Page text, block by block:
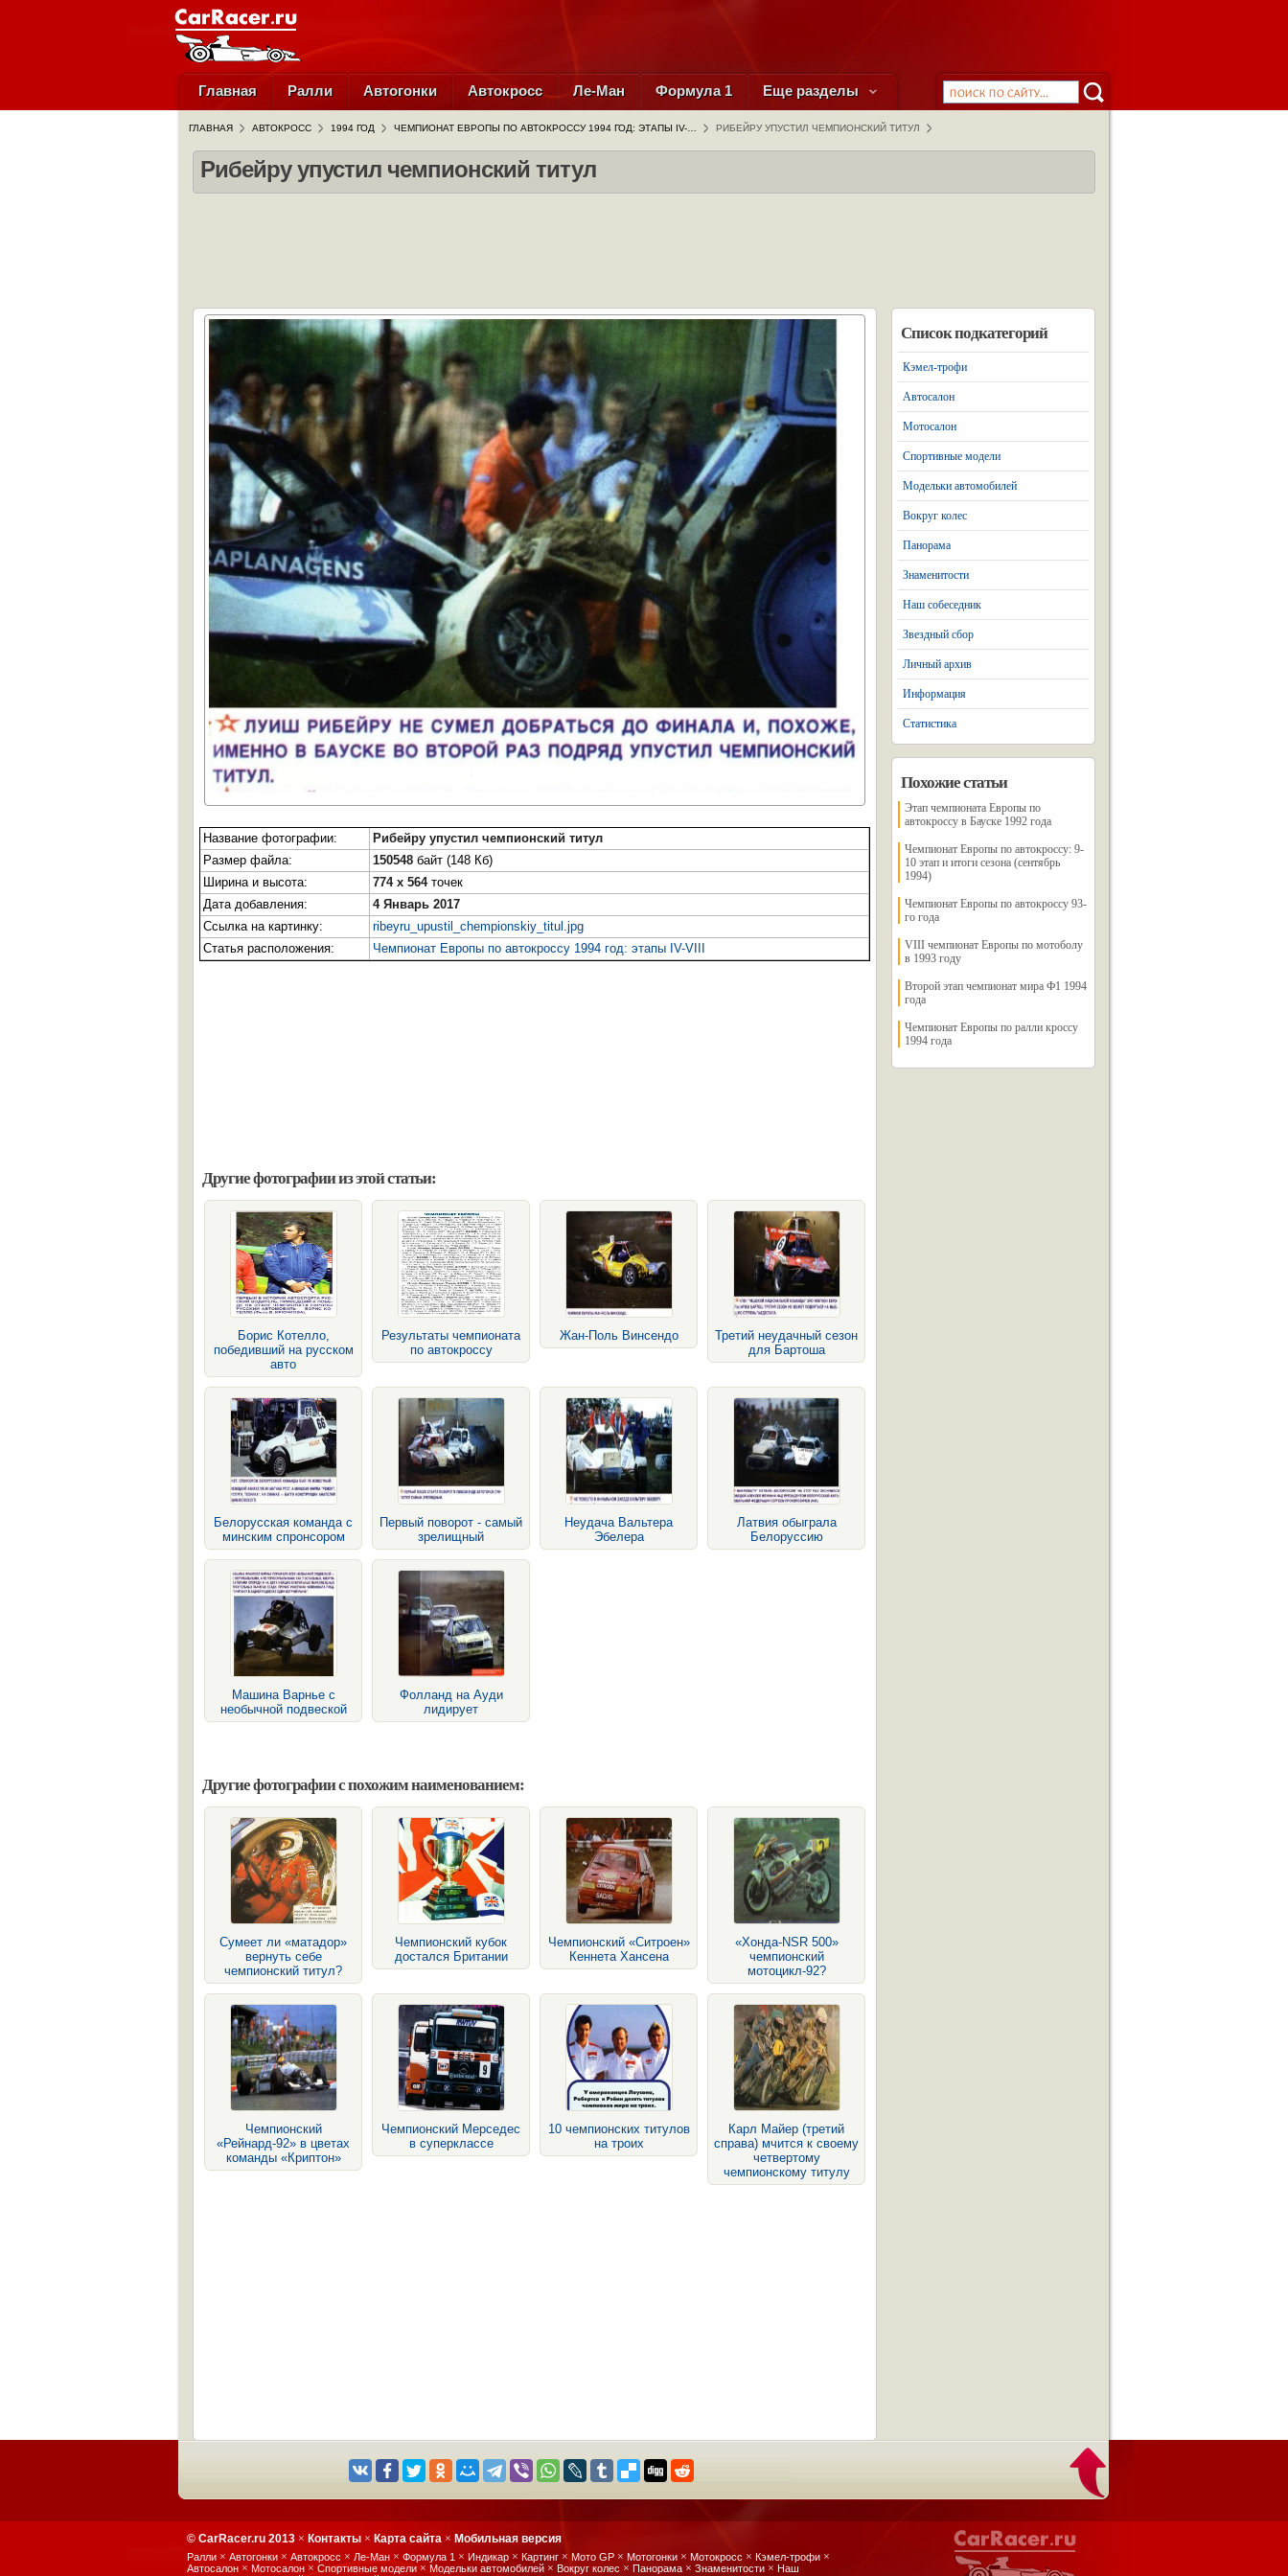
Главная Ралли Автогонки Автокросс Ле-Ман Формула 1 Еще разделы
ГЛАВНАЯ АВТОКРОСС 1994 ГОД ЧЕМПИОНАТ ЕВРОПЫ ПО АВТОКРОССУ 1994 ГОД: ЭТАПЫ IV-… РИБЕЙРУ УПУСТИЛ ЧЕМПИОНСКИЙ ТИТУЛ
Рибейру упустил чемпионский титул
Название фотографии:
Рибейру упустил чемпионский титул
Размер файла:
150548 байт (148 Кб)
Ширина и высота:
774 x 564точек
Дата добавления:
4 Январь 2017
Ссылка на картинку:
ribeyru_upustil_chempionskiy_titul.jpg
Статья расположения:
Чемпионат Европы по автокроссу 1994 год: этапы IV-VIII
Другие фотографии из этой статьи:
Борис Котелло,
победивший на русском
авто
Результаты чемпионата
по автокроссу
Жан-Поль Винсендо
Третий неудачный сезон
для Бартоша
Белорусская команда с
минским спронсором
Первый поворот - самый
зрелищный
Неудача Вальтера
Эбелера
Латвия обыграла
Белоруссию
Машина Варнье с
необычной подвеской
Фолланд на Ауди
лидирует
Другие фотографии с похожим наименованием:
Сумеет ли «матадор»
вернуть себе
чемпионский титул?
Чемпионский кубок
достался Британии
Чемпионский «Ситроен»
Кеннета Хансена
«Хонда-NSR 500»
чемпионский
мотоцикл-92?
Чемпионский
«Рейнард-92» в цветах
команды «Криптон»
Чемпионский Мерседес
в суперклассе
10 чемпионских титулов
на троих
Карл Майер (третий
справа) мчится к своему
четвертому
чемпионскому титулу
Список подкатегорий
Кэмел-трофи
Автосалон
Мотосалон
Спортивные модели
Модельки автомобилей
Вокруг колес
Панорама
Знаменитости
Наш собеседник
Звездный сбор
Личный архив
Информация
Статистика
Похожие статьи
Этап чемпионата Европы по
автокроссу в Бауске 1992 года
Чемпионат Европы по автокроссу: 9-
10 этап и итоги сезона (сентябрь
1994)
Чемпионат Европы по автокроссу 93-
го года
VIII чемпионат Европы по мотоболу
в 1993 году
Второй этап чемпионат мира Ф1 1994
года
Чемпионат Европы по ралли кроссу
1994 года
© CarRacer.ru 2013 × Контакты × Карта сайта × Мобильная версия
Ралли × Автогонки × Автокросс × Ле-Ман × Формула 1 × Индикар × Картинг × Мото GP × Мотогонки × Мотокросс × Кэмел-трофи ×
Автосалон × Мотосалон × Спортивные модели × Модельки автомобилей × Вокруг колес × Панорама × Знаменитости × Наш